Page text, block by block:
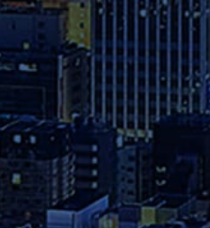
資料請求
2026年度パンフレット配布開
始！カリキュラム全体、各科目
詳細、院生プロフィールについ
て、詳しく知りたい方は資料請
求フォームからお申込みくださ